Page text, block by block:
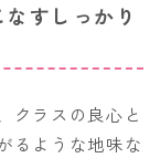
すしっかり
クラスの良心と
るような地味な